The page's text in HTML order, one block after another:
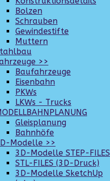
Bolzen
Schrauben
Gewindestifte
Muttern
>>
Baufahrzeuge
Eisenbahn
PKWs
LKWs - Trucks
Gleisplanung
Bahnhöfe
Modelle >>
3D-Modelle STEP-FILES
STL-FILES (3D-Druck)
3D-Modelle SketchUp